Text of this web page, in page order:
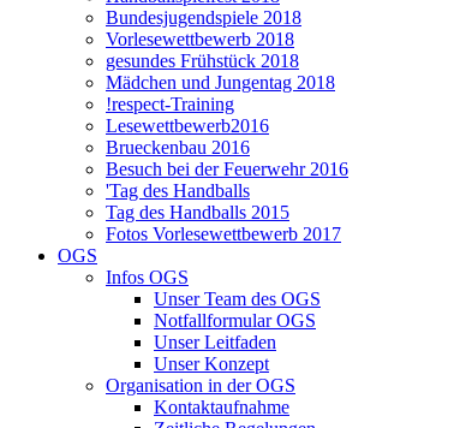
Bundesjugendspiele 2018
Vorlesewettbewerb 2018
gesundes Frühstück 2018
Mädchen und Jungentag 2018
!respect-Training
Lesewettbewerb2016
Brueckenbau 2016
Besuch bei der Feuerwehr 2016
'Tag des Handballs
Tag des Handballs 2015
Fotos Vorlesewettbewerb 2017
OGS
Infos OGS
Unser Team des OGS
Notfallformular OGS
Unser Leitfaden
Unser Konzept
Organisation in der OGS
Kontaktaufnahme